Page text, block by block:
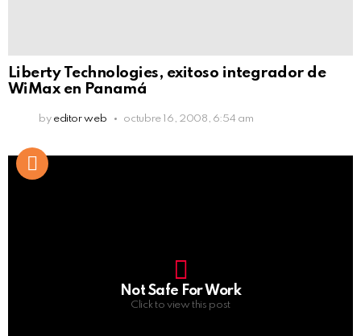
Liberty Technologies, exitoso integrador de
WiMax en Panamá
by editor web octubre 16, 2008, 6:54 am
Not Safe For Work
Click to view this post